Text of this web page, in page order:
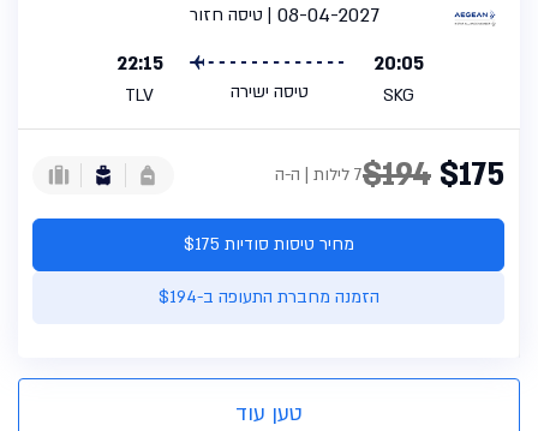
טיסה חזור
08-04-2027
20:05
SKG טיסה ישירה
22:15
TLV
$175
$1947 לילות | ה-ה
מחיר טיסות סודיות $175
הזמנה מחברת התעופה ב-$194
טען עוד